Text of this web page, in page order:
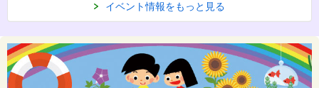
イベント情報をもっと見る